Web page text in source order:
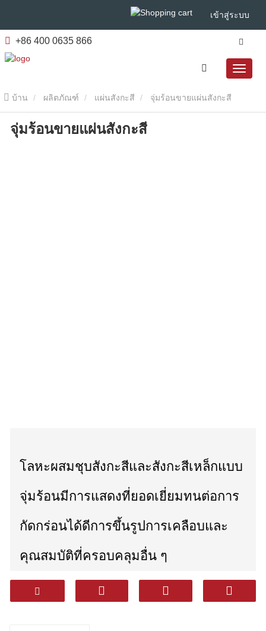
เข้าสู่ระบบ
+86 400 0635 866
บ้าน ผลิตภัณฑ์ แผ่นสังกะสี จุ่มร้อนขายแผ่นสังกะสี
จุ่มร้อนขายแผ่นสังกะสี
โลหะผสมชุบสังกะสีและสังกะสีเหล็กแบบ
จุ่มร้อนมีการแสดงที่ยอดเยี่ยมทนต่อการ
กัดกร่อนได้ดีการขึ้นรูปการเคลือบและ
คุณสมบัติที่ครอบคลุมอื่น ๆ
และส่วนใหญ่จะใช้ในอุตสาหกรรมการ